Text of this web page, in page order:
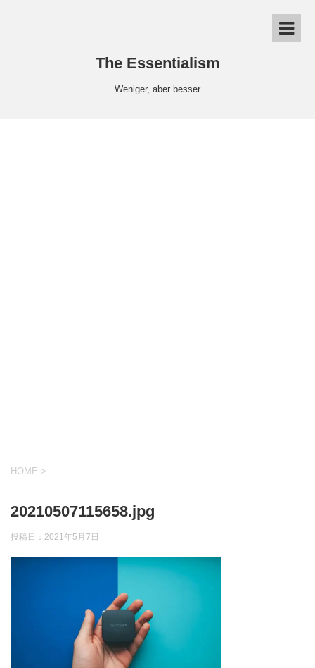
The Essentialism
Weniger, aber besser
HOME >
20210507115658.jpg
投稿日： 2021年5月7日